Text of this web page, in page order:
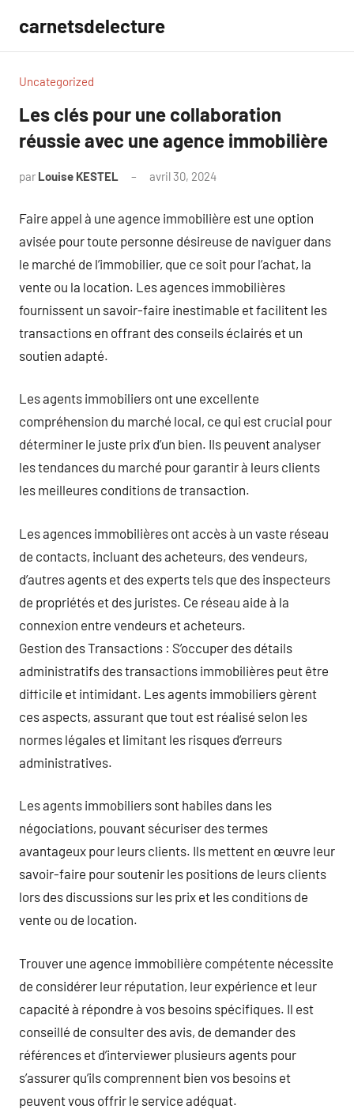
contenu
carnetsdelecture
Uncategorized
Les clés pour une collaboration
réussie avec une agence immobilière
par Louise KESTEL avril 30, 2024
Faire appel à une agence immobilière est une option
avisée pour toute personne désireuse de naviguer dans
le marché de l’immobilier, que ce soit pour l’achat, la
vente ou la location. Les agences immobilières
fournissent un savoir-faire inestimable et facilitent les
transactions en offrant des conseils éclairés et un
soutien adapté.
Les agents immobiliers ont une excellente
compréhension du marché local, ce qui est crucial pour
déterminer le juste prix d’un bien. Ils peuvent analyser
les tendances du marché pour garantir à leurs clients
les meilleures conditions de transaction.
Les agences immobilières ont accès à un vaste réseau
de contacts, incluant des acheteurs, des vendeurs,
d’autres agents et des experts tels que des inspecteurs
de propriétés et des juristes. Ce réseau aide à la
connexion entre vendeurs et acheteurs.
Gestion des Transactions : S’occuper des détails
administratifs des transactions immobilières peut être
difficile et intimidant. Les agents immobiliers gèrent
ces aspects, assurant que tout est réalisé selon les
normes légales et limitant les risques d’erreurs
administratives.
Les agents immobiliers sont habiles dans les
négociations, pouvant sécuriser des termes
avantageux pour leurs clients. Ils mettent en œuvre leur
savoir-faire pour soutenir les positions de leurs clients
lors des discussions sur les prix et les conditions de
vente ou de location.
Trouver une agence immobilière compétente nécessite
de considérer leur réputation, leur expérience et leur
capacité à répondre à vos besoins spécifiques. Il est
conseillé de consulter des avis, de demander des
références et d’interviewer plusieurs agents pour
s’assurer qu’ils comprennent bien vos besoins et
peuvent vous offrir le service adéquat.